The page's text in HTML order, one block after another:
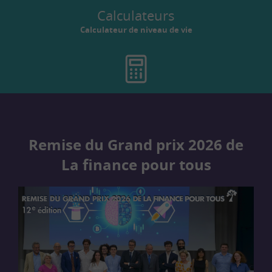
Calculateurs
Calculateur de niveau de vie
Remise du Grand prix 2026 de
La finance pour tous